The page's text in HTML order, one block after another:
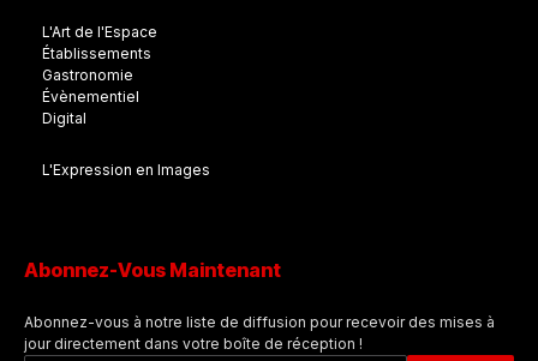
L'Art de l'Espace
Établissements
Gastronomie
Évènementiel
Digital
L'Expression en Images
Abonnez-Vous Maintenant
Abonnez-vous à notre liste de diffusion pour recevoir des mises à
jour directement dans votre boîte de réception !